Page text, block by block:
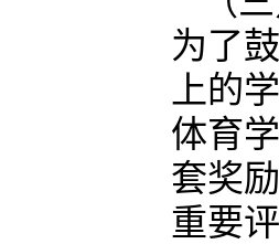
为了
上的
体育
套奖
重要